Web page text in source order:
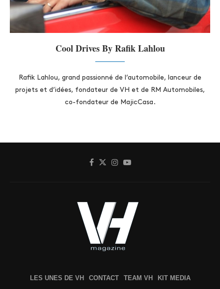
Cool Drives By Rafik Lahlou
Rafik Lahlou, grand passionné de l’automobile, lanceur de
projets et d’idées, fondateur de VH et de RM Automobiles,
co-fondateur de MajicCasa.
LES UNES DE VH CONTACT TEAM VH KIT MEDIA